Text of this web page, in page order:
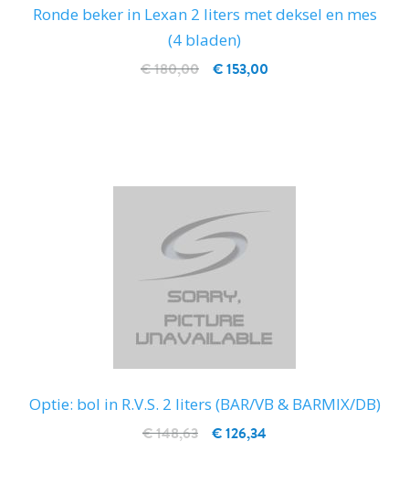
Ronde beker in Lexan 2 liters met deksel en mes
(4 bladen)
€ 153,00
€ 180,00
Optie: bol in R.V.S. 2 liters (BAR/VB & BARMIX/DB)
€ 126,34
€ 148,63